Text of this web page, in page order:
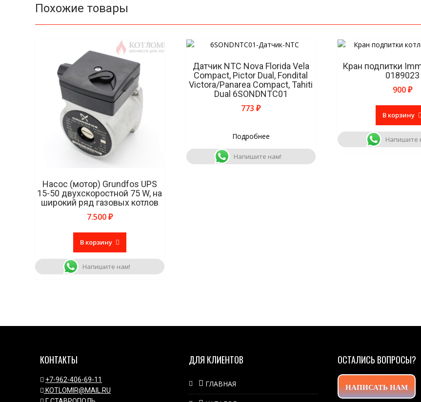
Похожие товары
Насос (мотор) Grundfos UPS
15-50 двухскоростной 75 W, на
широкий ряд газовых котлов
7.500₽
В корзину
Напишите нам!
Датчик NTC Nova Florida Vela
Compact, Pictor Dual, Fondital
Victora/Panarea Compact, Tahiti
Dual 6SONDNTC01
773₽
Подробнее
Напишите нам!
Кран подпитки
0189023
900₽
В корзину
Напишите
КОНТАКТЫ
+7-962-406-69-11
KOTLOMIR@MAIL.RU
ДЛЯ КЛИЕНТОВ
ГЛАВНАЯ
ОСТАЛИСЬ ВОПРОСЫ?
НАПИСАТЬ НАМ